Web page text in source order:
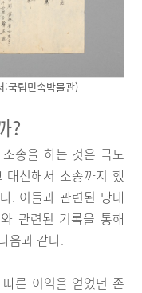
:국립민속박물관)
?
송을 하는 것은 극도
대신해서 소송까지 했
. 이들과 관련된 당대
관련된 기록을 통해
음과 같다.
른 이익을 얻었던 존